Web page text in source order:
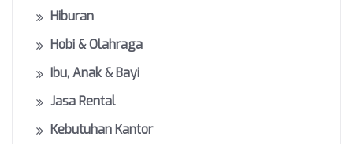
Hiburan
Hobi & Olahraga
Ibu, Anak & Bayi
Jasa Rental
Kebutuhan Kantor